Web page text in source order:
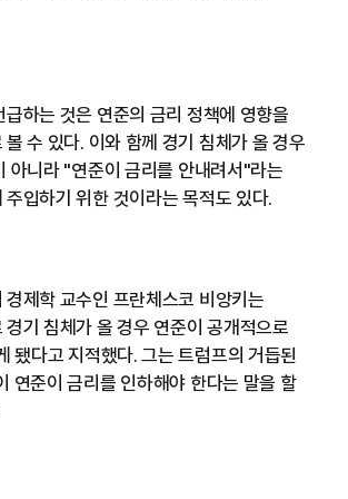
하는 것은 연준의 금리 정책에 영향을
수 있다. 이와 함께 경기 침체가 올 경우
아니라 "연준이 금리를 안내려서"라는
주입하기 위한 것이라는 목적도 있다.
제학 교수인 프란체스코 비앙키는
기 침체가 올 경우 연준이 공개적으로
됐다고 지적했다. 그는 트럼프의 거듭된
연준이 금리를 인하해야 한다는 말을 할